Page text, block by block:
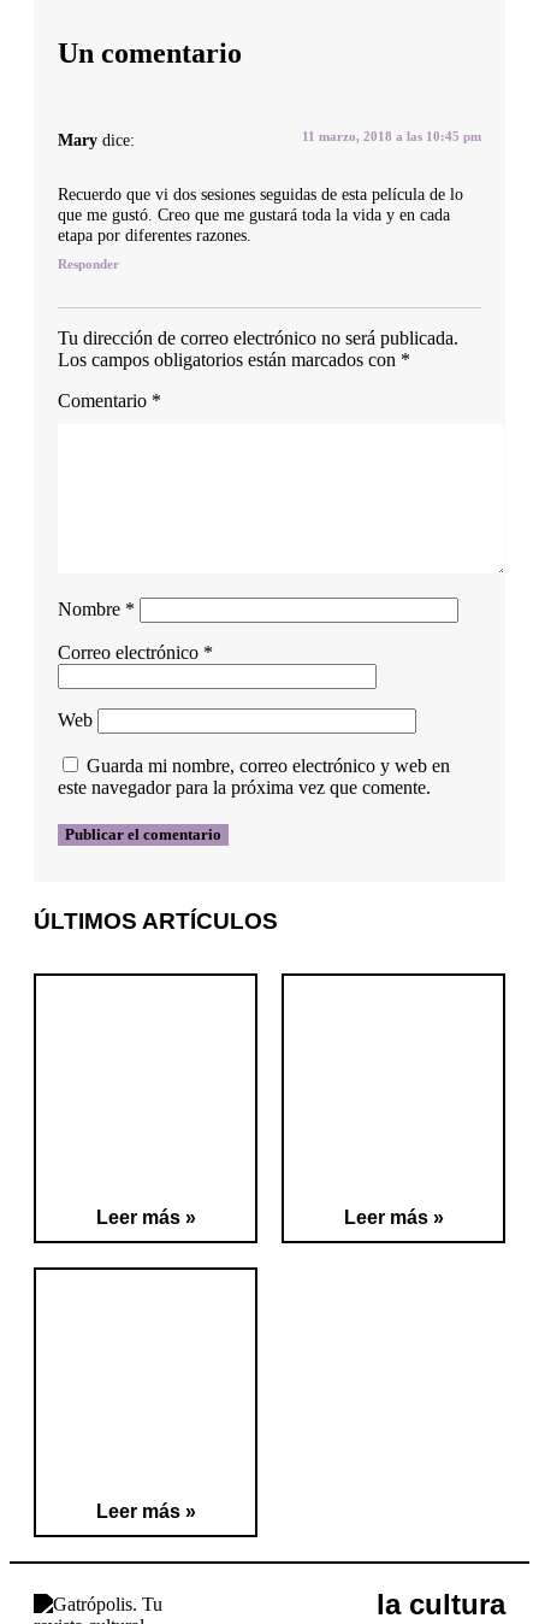
Un comentario
Mary dice: 11 marzo, 2018 a las 10:45 pm
Recuerdo que vi dos sesiones seguidas de esta película de lo
que me gustó. Creo que me gustará toda la vida y en cada
etapa por diferentes razones.
Responder
Tu dirección de correo electrónico no será publicada.
Los campos obligatorios están marcados con *
Comentario *
Nombre *
Correo electrónico *
Web
Guarda mi nombre, correo electrónico y web en
este navegador para la próxima vez que comente.
ÚLTIMOS ARTÍCULOS
Leer más » Leer más »
Leer más »
la cultura